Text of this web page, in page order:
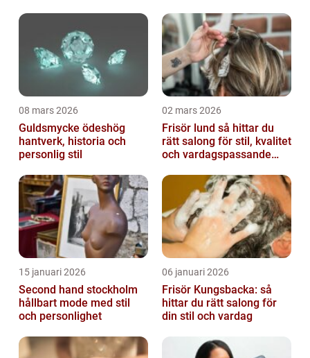
08 mars 2026
Guldsmycke ödeshög
hantverk, historia och
personlig stil
02 mars 2026
Frisör lund så hittar du
rätt salong för stil, kvalitet
och vardagspassande
15 januari 2026
Second hand stockholm
hållbart mode med stil
och personlighet
06 januari 2026
Frisör Kungsbacka: så
hittar du rätt salong för
din stil och vardag